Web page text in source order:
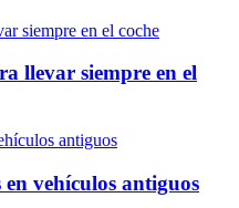
llevar siempre en el
vehículos antiguos